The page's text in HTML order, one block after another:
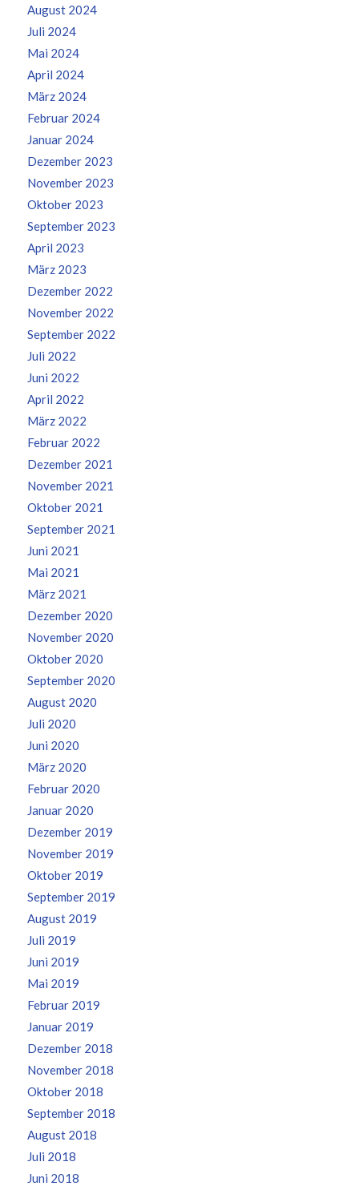
August 2024
Juli 2024
Mai 2024
April 2024
März 2024
Februar 2024
Januar 2024
Dezember 2023
November 2023
Oktober 2023
September 2023
April 2023
März 2023
Dezember 2022
November 2022
September 2022
Juli 2022
Juni 2022
April 2022
März 2022
Februar 2022
Dezember 2021
November 2021
Oktober 2021
September 2021
Juni 2021
Mai 2021
März 2021
Dezember 2020
November 2020
Oktober 2020
September 2020
August 2020
Juli 2020
Juni 2020
März 2020
Februar 2020
Januar 2020
Dezember 2019
November 2019
Oktober 2019
September 2019
August 2019
Juli 2019
Juni 2019
Mai 2019
Februar 2019
Januar 2019
Dezember 2018
November 2018
Oktober 2018
September 2018
August 2018
Juli 2018
Juni 2018